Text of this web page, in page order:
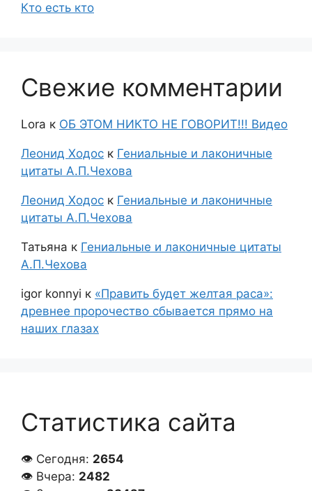
Кто есть кто
Свежие комментарии
Lora к ОБ ЭТОМ НИКТО НЕ ГОВОРИТ!!! Видео
Леонид Ходос к Гениальные и лаконичные
цитаты А.П.Чехова
Леонид Ходос к Гениальные и лаконичные
цитаты А.П.Чехова
Татьяна к Гениальные и лаконичные цитаты
А.П.Чехова
igor konnyi к «Править будет желтая раса»:
древнее пророчество сбывается прямо на
наших глазах
Статистика сайта
👁 Сегодня: 2654
👁 Вчера: 2482